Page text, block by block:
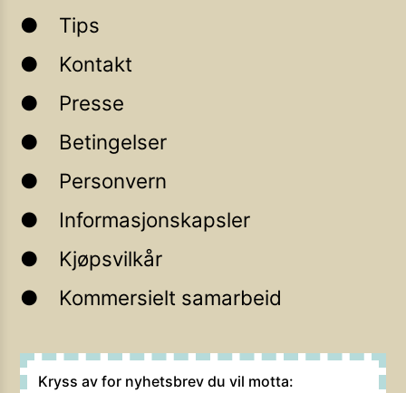
Tips
Kontakt
Presse
Betingelser
Personvern
Informasjonskapsler
Kjøpsvilkår
Kommersielt samarbeid
Kryss av for nyhetsbrev du vil motta: